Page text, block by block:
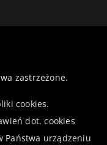
zastrzeżone.
cookies.
dot. cookies
Państwa urządzeniu